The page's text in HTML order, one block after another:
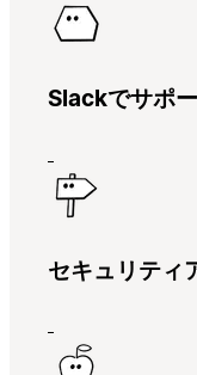
Slackでサポ
セキュリティ